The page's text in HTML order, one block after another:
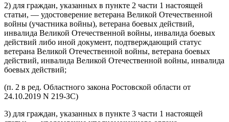
2) для граждан, указанных в пункте 2 части 1 настоящей
статьи, — удостоверение ветерана Великой Отечественной
войны (участника войны), ветерана боевых действий,
инвалида Великой Отечественной войны, инвалида боевых
действий либо иной документ, подтверждающий статус
ветерана Великой Отечественной войны, ветерана боевых
действий, инвалида Великой Отечественной войны, инвалида
боевых действий;
(п. 2 в ред. Областного закона Ростовской области от
24.10.2019 N 219-ЗС)
3) для граждан, указанных в пункте 3 части 1 настоящей